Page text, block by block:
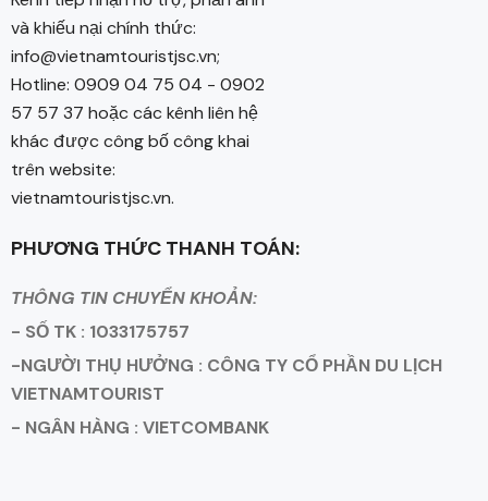
và khiếu nại chính thức:
info@vietnamtouristjsc.vn;
Hotline: 0909 04 75 04 - 0902
57 57 37 hoặc các kênh liên hệ
khác được công bố công khai
trên website:
vietnamtouristjsc.vn.
PHƯƠNG THỨC THANH TOÁN:
THÔNG TIN CHUYỂN KHOẢN:
- SỐ TK : 1033175757
-NGƯỜI THỤ HƯỞNG : CÔNG TY CỔ PHẦN DU LỊCH
VIETNAMTOURIST
- NGÂN HÀNG : VIETCOMBANK